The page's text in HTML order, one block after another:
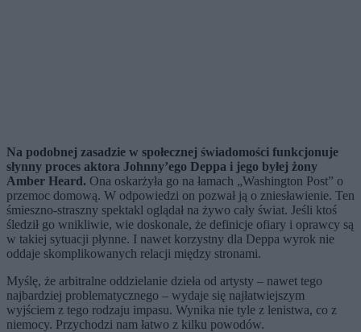
Na podobnej zasadzie w społecznej świadomości funkcjonuje
słynny proces aktora Johnny’ego Deppa i jego byłej żony
Amber Heard. Ona oskarżyła go na łamach „Washington Post” o
przemoc domową. W odpowiedzi on pozwał ją o zniesławienie. Ten
śmieszno-straszny spektakl oglądał na żywo cały świat. Jeśli ktoś
śledził go wnikliwie, wie doskonale, że definicje ofiary i oprawcy są
w takiej sytuacji płynne. I nawet korzystny dla Deppa wyrok nie
oddaje skomplikowanych relacji między stronami.
Myślę, że arbitralne oddzielanie dzieła od artysty – nawet tego
najbardziej problematycznego – wydaje się najłatwiejszym
wyjściem z tego rodzaju impasu. Wynika nie tyle z lenistwa, co z
niemocy. Przychodzi nam łatwo z kilku powodów.